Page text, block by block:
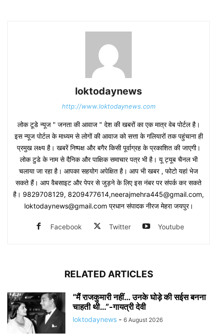
loktodaynews
http://www.loktodaynews.com
लोक टूडे न्यूज " जनता की आवाज " देश की खबरों का एक मात्र वेब पोर्टल है।
इस न्यूज पोर्टल के माध्यम से लोगों की आवाज को सत्ता के गलियारों तक पहुंचाना ही
प्रमुख लक्ष्य है। खबरें निष्पक्ष और बगैर किसी पूर्वाग्रह के प्रकाशित की जाएगी।
लोक टुडे के नाम से दैनिक और पाक्षिक समाचार पत्र भी है। यू ट्यूब चैनल भी
चलाया जा रहा है। आपका सहयोग अपेक्षित है। आप भी खबर , फोटो यहां भेज
सकते हैं। आप वैबसाइट और पेपर से जुड़ने के लिए इस नंबर पर संपर्क कर सकते
है। 9829708129, 8209477614,neerajmehra445@gmail.com,
loktodaynews@gmail.com प्रधान संपादक नीरज मेहरा जयपुर।
Facebook Twitter Youtube
RELATED ARTICLES
“मैं राजकुमारी नहीं… उनके घोड़े की सईस बनना
चाहती थी…”-गायत्री देवी
loktodaynews - 6 August 2026